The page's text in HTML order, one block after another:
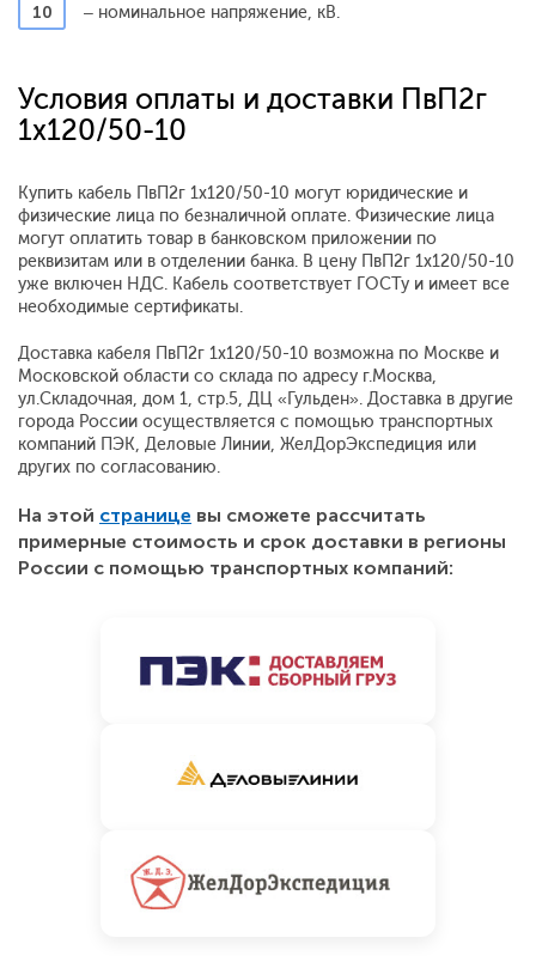
10 – номинальное напряжение, кВ.
Условия оплаты и доставки ПвП2г
1x120/50-10
Купить кабель ПвП2г 1x120/50-10 могут юридические и
физические лица по безналичной оплате. Физические лица
могут оплатить товар в банковском приложении по
реквизитам или в отделении банка. В цену ПвП2г 1x120/50-10
уже включен НДС. Кабель соответствует ГОСТу и имеет все
необходимые сертификаты.
Доставка кабеля ПвП2г 1x120/50-10 возможна по Москве и
Московской области со склада по адресу г.Москва,
ул.Складочная, дом 1, стр.5, ДЦ «Гульден». Доставка в другие
города России осуществляется с помощью транспортных
компаний ПЭК, Деловые Линии, ЖелДорЭкспедиция или
других по согласованию.
На этой странице вы сможете рассчитать
примерные стоимость и срок доставки в регионы
России с помощью транспортных компаний: